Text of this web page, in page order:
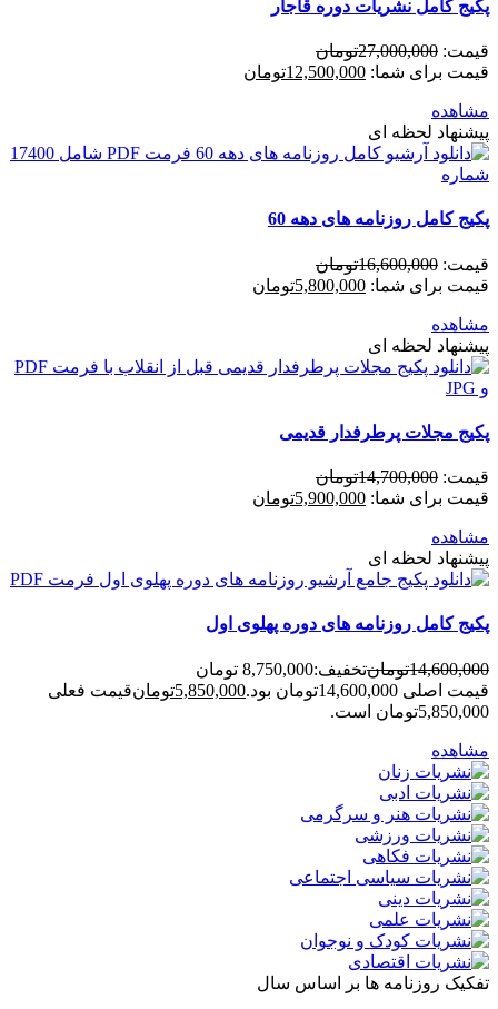
پکیج کامل نشریات دوره قاجار
قیمت: 27,000,000تومان
قیمت برای شما: 12,500,000تومان
مشاهده
پیشنهاد لحظه ای
پکیج کامل روزنامه های دهه 60
قیمت: 16,600,000تومان
قیمت برای شما: 5,800,000تومان
مشاهده
پیشنهاد لحظه ای
پکیج مجلات پرطرفدار قدیمی
قیمت: 14,700,000تومان
قیمت برای شما: 5,900,000تومان
مشاهده
پیشنهاد لحظه ای
پکیج کامل روزنامه های دوره پهلوی اول
14,600,000تومانتخفیف:8,750,000 تومان
قیمت اصلی 14,600,000تومان بود.
5,850,000تومانقیمت فعلی
5,850,000تومان است.
مشاهده
تفکیک روزنامه ها بر اساس سال